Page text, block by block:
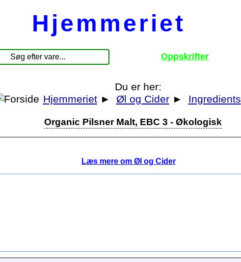
Hjemmeriet
Oppskrifter
Du er her:
Hjemmeriet ► Øl og Cider ► Ingredients
Organic Pilsner Malt, EBC 3 - Økologisk
Læs mere om Øl og Cider